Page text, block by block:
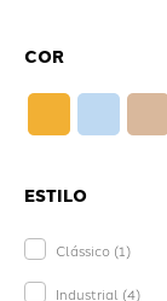
COR
ESTILO
Clássico (1)
Industrial (4)